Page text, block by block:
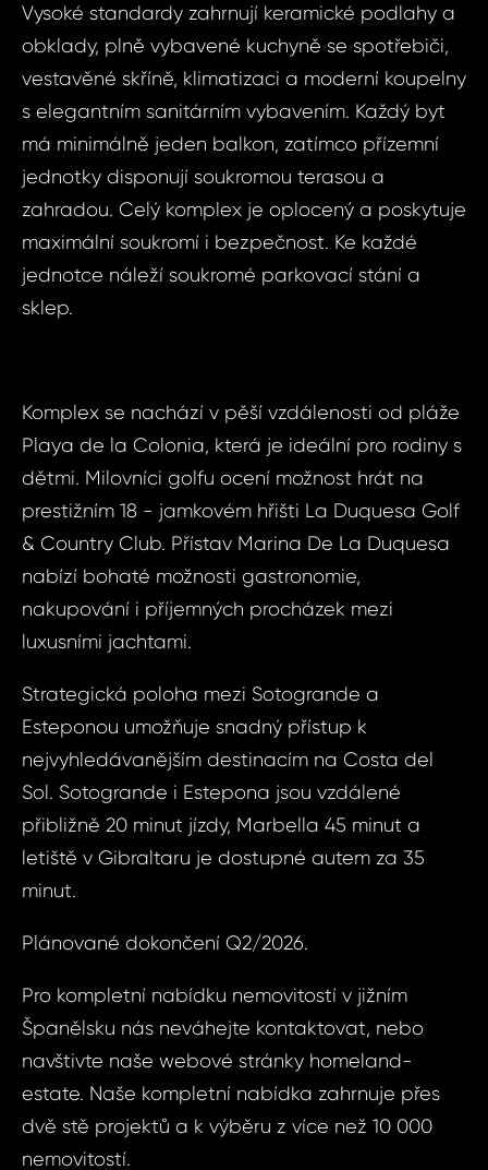
Vysoké standardy zahrnují keramické podlahy a
obklady, plně vybavené kuchyně se spotřebiči,
vestavěné skříně, klimatizaci a moderní koupelny
s elegantním sanitárním vybavením. Každý byt
má minimálně jeden balkon, zatímco přízemní
jednotky disponují soukromou terasou a
zahradou. Celý komplex je oplocený a poskytuje
maximální soukromí i bezpečnost. Ke každé
jednotce náleží soukromé parkovací stání a
sklep.
Komplex se nachází v pěší vzdálenosti od pláže
Playa de la Colonia, která je ideální pro rodiny s
dětmi. Milovníci golfu ocení možnost hrát na
prestižním 18 - jamkovém hřišti La Duquesa Golf
& Country Club. Přístav Marina De La Duquesa
nabízí bohaté možnosti gastronomie,
nakupování i příjemných procházek mezi
luxusními jachtami.
Strategická poloha mezi Sotogrande a
Esteponou umožňuje snadný přístup k
nejvyhledávanějším destinacím na Costa del
Sol. Sotogrande i Estepona jsou vzdálené
přibližně 20 minut jízdy, Marbella 45 minut a
letiště v Gibraltaru je dostupné autem za 35
minut.
Plánované dokončení Q2/2026.
Pro kompletní nabídku nemovitostí v jižním
Španělsku nás neváhejte kontaktovat, nebo
navštivte naše webové stránky homeland-
estate. Naše kompletní nabídka zahrnuje přes
dvě stě projektů a k výběru z více než 10 000
nemovitostí.
Sjednat
ID1990 - Byt
Manilva -